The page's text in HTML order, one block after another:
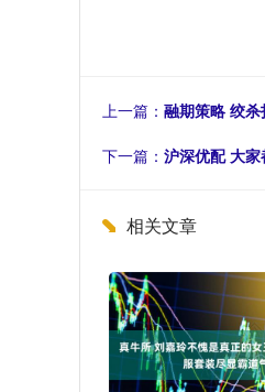
上一篇： 融期策略 绞
下一篇： 沪深优配 大
相关文章